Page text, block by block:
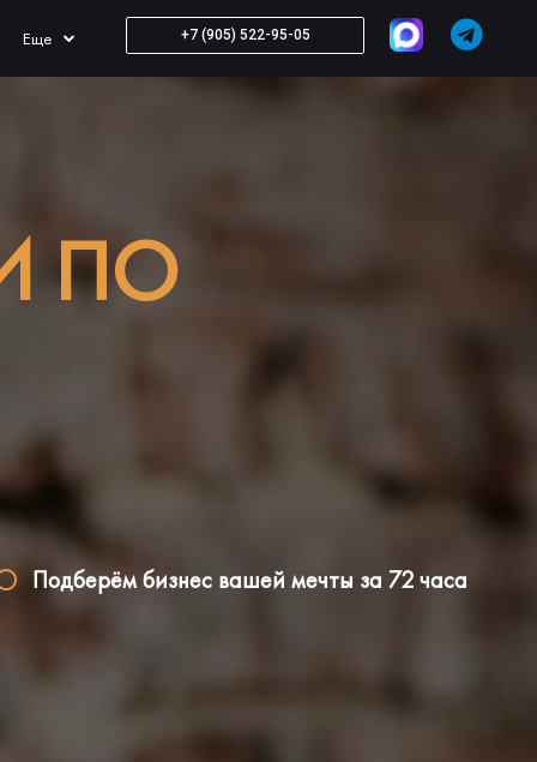
Еще +7 (905) 522-95-05
ПО
Подберём бизнес вашей мечты за 72 часа